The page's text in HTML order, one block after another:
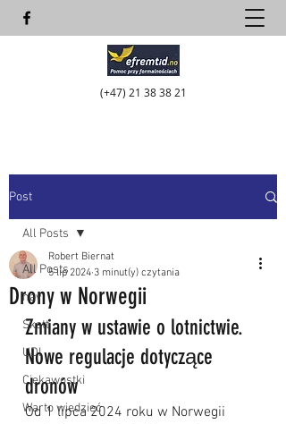
(+47) 21 38 38 21
Post
All Posts
nav
Skatt
UDI
Ciekawostki
Warto wiedzieć
All Posts
Drony w Norwegii
Robert Biernat
5 lip 2024 3 minut(y) czytania
Zmiany w ustawie o lotnictwie.
Nowe regulacje dotyczące
dronów
Od 1 lipca 2024 roku w Norwegii